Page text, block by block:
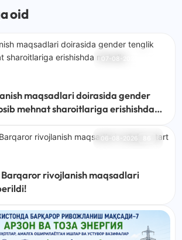
oid
07-08-2026
maqsadlari doirasida gender
mehnat sharoitlariga erishishda
06-08-2026
Barqaror rivojlanish maqsadlari